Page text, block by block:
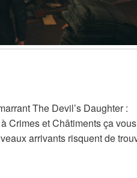
The Devil’s Daughter :
Crimes et Châtiments ça
arrivants risquent de